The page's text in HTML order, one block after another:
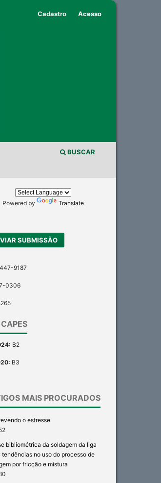
BUSCAR
Cadastro Acesso
Powered by Translate
SUBMISSÃO
9187
0306
B2
B3
MAIS PROCURADOS
o estresse
bibliométrica da soldagem da liga
tendências no uso do processo de
por fricção e mistura